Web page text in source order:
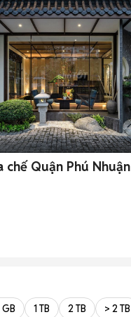
chế Quận Phú Nhuận
GB 1 TB 2 TB > 2 TB